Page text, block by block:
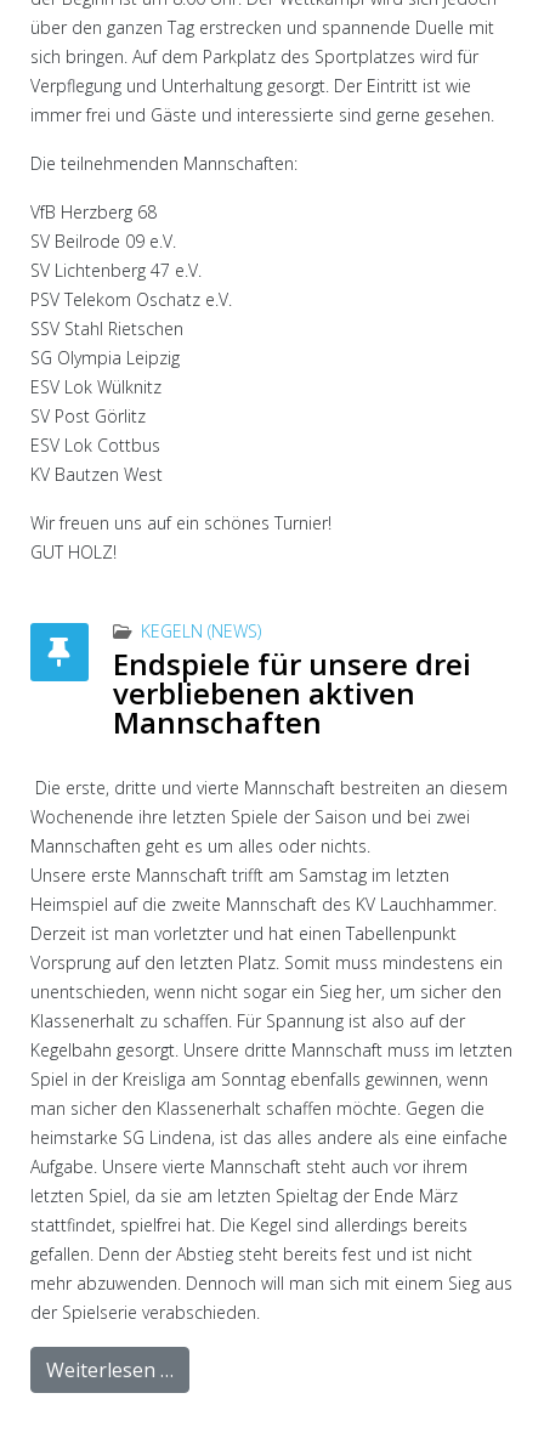
über den ganzen Tag erstrecken und spannende Duelle mit
sich bringen. Auf dem Parkplatz des Sportplatzes wird für
Verpflegung und Unterhaltung gesorgt. Der Eintritt ist wie
immer frei und Gäste und interessierte sind gerne gesehen.
Die teilnehmenden Mannschaften:
VfB Herzberg 68
SV Beilrode 09 e.V.
SV Lichtenberg 47 e.V.
PSV Telekom Oschatz e.V.
SSV Stahl Rietschen
SG Olympia Leipzig
ESV Lok Wülknitz
SV Post Görlitz
ESV Lok Cottbus
KV Bautzen West
Wir freuen uns auf ein schönes Turnier!
GUT HOLZ!
KEGELN (NEWS)
Endspiele für unsere drei
verbliebenen aktiven
Mannschaften
Die erste, dritte und vierte Mannschaft bestreiten an diesem
Wochenende ihre letzten Spiele der Saison und bei zwei
Mannschaften geht es um alles oder nichts.
Unsere erste Mannschaft trifft am Samstag im letzten
Heimspiel auf die zweite Mannschaft des KV Lauchhammer.
Derzeit ist man vorletzter und hat einen Tabellenpunkt
Vorsprung auf den letzten Platz. Somit muss mindestens ein
unentschieden, wenn nicht sogar ein Sieg her, um sicher den
Klassenerhalt zu schaffen. Für Spannung ist also auf der
Kegelbahn gesorgt. Unsere dritte Mannschaft muss im letzten
Spiel in der Kreisliga am Sonntag ebenfalls gewinnen, wenn
man sicher den Klassenerhalt schaffen möchte. Gegen die
heimstarke SG Lindena, ist das alles andere als eine einfache
Aufgabe. Unsere vierte Mannschaft steht auch vor ihrem
letzten Spiel, da sie am letzten Spieltag der Ende März
stattfindet, spielfrei hat. Die Kegel sind allerdings bereits
gefallen. Denn der Abstieg steht bereits fest und ist nicht
mehr abzuwenden. Dennoch will man sich mit einem Sieg aus
der Spielserie verabschieden.
Weiterlesen …